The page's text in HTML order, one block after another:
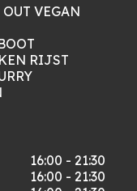
VEGAN
RIJST
16:00 - 21:30
16:00 - 21:30